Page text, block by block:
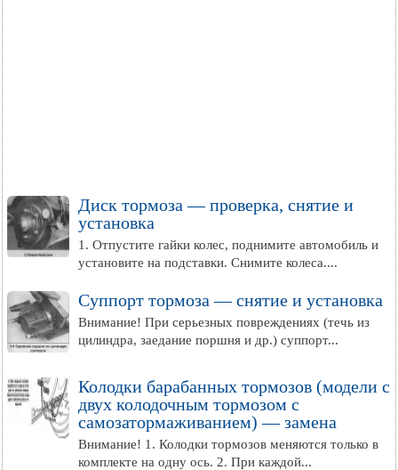
Диск тормоза — проверка, снятие и
установка
1. Отпустите гайки колес, поднимите автомобиль и
установите на подставки. Снимите колеса....
Суппорт тормоза — снятие и установка
Внимание! При серьезных повреждениях (течь из
цилиндра, заедание поршня и др.) суппорт...
Колодки барабанных тормозов (модели с
двух колодочным тормозом с
самозатормаживанием) — замена
Внимание! 1. Колодки тормозов меняются только в
комплекте на одну ось. 2. При каждой...